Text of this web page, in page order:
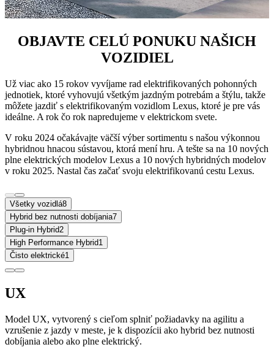
OBJAVTE CELÚ PONUKU NAŠICH
VOZIDIEL
Už viac ako 15 rokov vyvíjame rad elektrifikovaných pohonných
jednotiek, ktoré vyhovujú všetkým jazdným potrebám a štýlu, takže
môžete jazdiť s elektrifikovaným vozidlom Lexus, ktoré je pre vás
ideálne. A rok čo rok napredujeme v elektrickom svete.
V roku 2024 očakávajte väčší výber sortimentu s našou výkonnou
hybridnou hnacou sústavou, ktorá mení hru. A tešte sa na 10 nových
plne elektrických modelov Lexus a 10 nových hybridných modelov
v roku 2025. Nastal čas začať svoju elektrifikovanú cestu Lexus.
Všetky vozidlá8
Hybrid bez nutnosti dobíjania7
Plug-in Hybrid2
High Performance Hybrid1
Čisto elektrické1
UX
Model UX, vytvorený s cieľom splniť požiadavky na agilitu a
vzrušenie z jazdy v meste, je k dispozícii ako hybrid bez nutnosti
dobíjania alebo ako plne elektrický.